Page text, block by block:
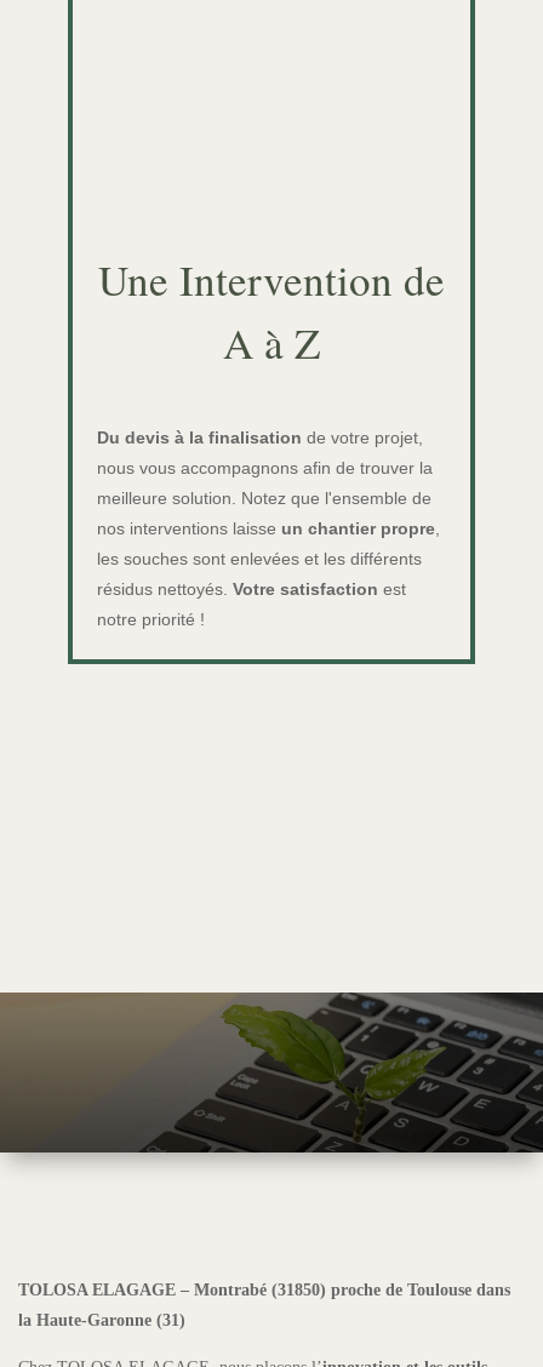
Une Intervention de
A à Z
Du devis à la finalisation de votre projet,
nous vous accompagnons afin de trouver la
meilleure solution. Notez que l'ensemble de
nos interventions laisse un chantier propre
les souches sont enlevées et les différents
résidus nettoyés. Votre satisfaction est
notre priorité !
TOLOSA ELAGAGE – Montrabé (31850) proche de Toulouse dans
la Haute-Garonne (31)